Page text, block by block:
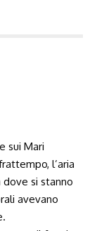
sui Mari
l’aria
si stanno
avevano